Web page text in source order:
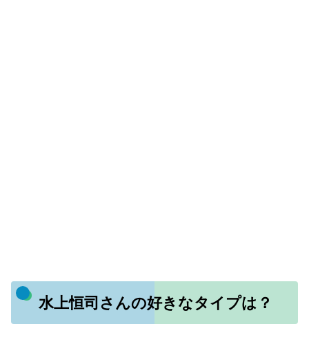
水上恒司さんの好きなタイプは？